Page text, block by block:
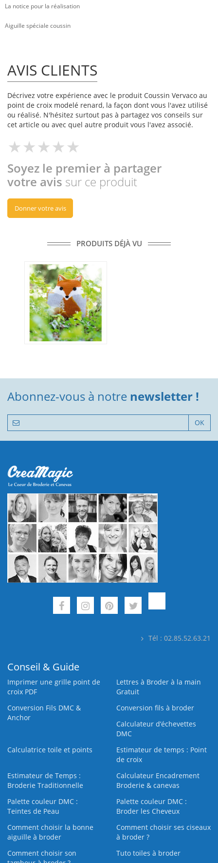
La notice pour la réalisation
Aiguille spéciale coussin
AVIS CLIENTS
Décrivez votre expérience avec le produit Coussin Vervaco au
point de croix modelé renard, la façon dont vous l'avez utilisé
ou réalisé. N'hésitez surtout pas à partagez vos conseils sur
cet article ou avec quel autre produit vous l'avez associé.
Soyez le premier à partager
votre avis sur ce produit
Donner votre avis
PRODUITS DÉJÀ VU
Abonnez-vous à notre newsletter !
OK
Tél : 02.85.52.63.21
Conseil & Guide
Imprimer une grille point de
croix PDF
Lettres à Broder à la main
Gratuit
Conversion Fils DMC &
Anchor
Conversion fils à broder
Calculateur d’échevettes
DMC
Calculatrice toile et points
Estimateur de temps : Point
de croix
Estimateur de Temps :
Broderie Traditionnelle
Calculateur Encadrement
Broderie & canevas
Palette couleur DMC :
Teintes de Peau
Palette couleur DMC :
Broder les Cheveux
Comment choisir la bonne
aiguille à broder
Comment choisir ses ciseaux
à broder ?
Comment choisir son
Tuto toiles à broder